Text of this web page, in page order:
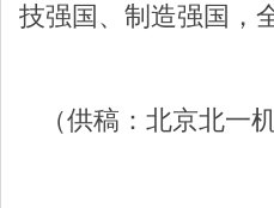
技强国、制造强国，
（供稿：北京北一